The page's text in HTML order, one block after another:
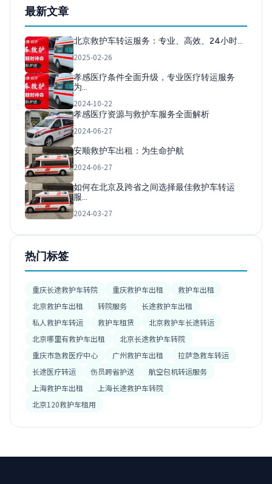
最新文章
北京救护车转运服务：专业、高效、24小时…
2025-02-26
孝感医疗条件全面升级，专业医疗转运服务
为…
2024-10-22
孝感医疗资源与救护车服务全面解析
2024-06-27
安顺救护车出租：为生命护航
2024-06-27
如何在北京及跨省之间选择最佳救护车转运
服…
2024-03-27
热门标签
重庆长途救护车转院 重庆救护车出租
救护车出租
北京救护车出租
转院服务
长途救护车出租
私人救护车转运
救护车租赁
北京救护车长途转运
北京哪里有救护车出租
北京长途救护车转院
重庆市急救医疗中心
广州救护车出租
拉萨急救车转运
长途医疗转运
伤员跨省护送
航空包机转运服务
上海救护车出租
上海长途救护车转院
北京120救护车租用